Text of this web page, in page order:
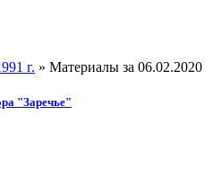
г. » Материалы за 06.02.2020
"Заречье"